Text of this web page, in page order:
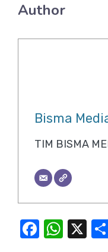
Author
Bisma
TIM BISMA
F
W X